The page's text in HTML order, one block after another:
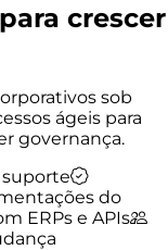
crescer
sob
ágeis para
governança.
suporte
do
ERPs e APIs